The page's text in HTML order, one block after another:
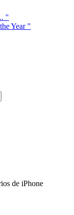
"
Year "
de iPhone